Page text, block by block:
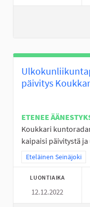
päivitys
ETENEE
Koukkari
kaipaisi päivitystä ja
Rajaa tulokset
Eteläinen Seinäjoki
LUONTIAIKA
12.12.2022